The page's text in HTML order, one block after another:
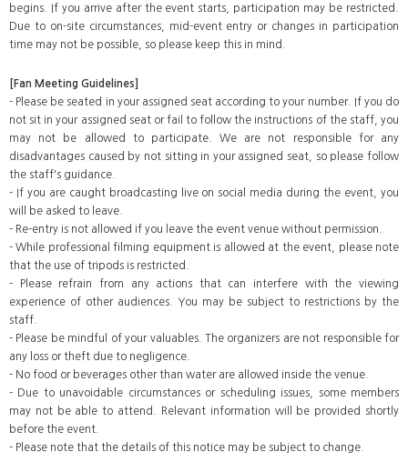
begins. If you arrive after the event starts, participation may be restricted.
Due to on-site circumstances, mid-event entry or changes in participation
time may not be possible, so please keep this in mind.
[Fan Meeting Guidelines]
- Please be seated in your assigned seat according to your number. If you do
not sit in your assigned seat or fail to follow the instructions of the staff, you
may not be allowed to participate. We are not responsible for any
disadvantages caused by not sitting in your assigned seat, so please follow
the staff's guidance.
- If you are caught broadcasting live on social media during the event, you
will be asked to leave.
- Re-entry is not allowed if you leave the event venue without permission.
- While professional filming equipment is allowed at the event, please note
that the use of tripods is restricted.
- Please refrain from any actions that can interfere with the viewing
experience of other audiences. You may be subject to restrictions by the
staff.
- Please be mindful of your valuables. The organizers are not responsible for
any loss or theft due to negligence.
- No food or beverages other than water are allowed inside the venue.
- Due to unavoidable circumstances or scheduling issues, some members
may not be able to attend. Relevant information will be provided shortly
before the event.
- Please note that the details of this notice may be subject to change.